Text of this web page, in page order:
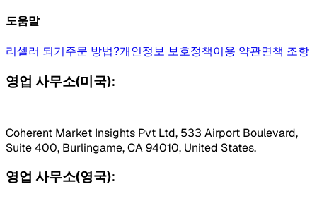
도움말
리셀러 되기주문 방법?개인정보 보호정책이용 약관면책 조항
영업 사무소(미국):
Coherent Market Insights Pvt Ltd, 533 Airport Boulevard,
Suite 400, Burlingame, CA 94010, United States.
영업 사무소(영국):